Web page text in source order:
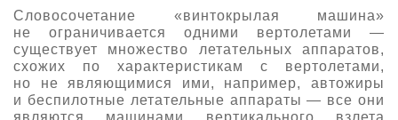
зал
5
+7
(495)
477-
33-81
Словосочетание «винтокрылая машина»
не ограничивается одними вертолетами —
существует множество летательных аппаратов,
схожих по характеристикам с вертолетами,
но не являющимися ими, например, автожиры
и беспилотные летательные аппараты — все они
являются машинами
вертикального взлета